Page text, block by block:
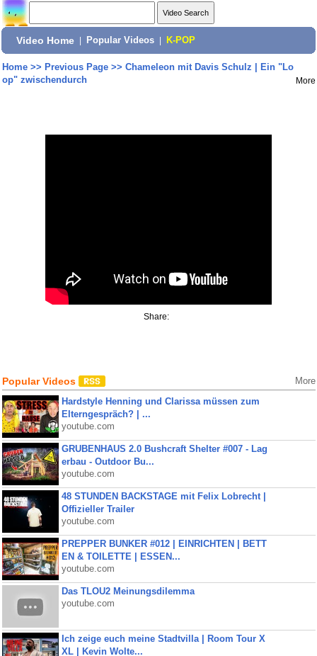
Video Home Popular Videos K-POP
Home>> Previous Page>> Chameleon mit Davis Schulz | Ein "Lo
op" zwischendurch
More
Share:
Popular Videos More
Hardstyle Henning und Clarissa müssen zum
Elterngespräch? | ...
youtube.com
GRUBENHAUS 2.0 Bushcraft Shelter #007 - Lag
erbau - Outdoor Bu...
youtube.com
48 STUNDEN BACKSTAGE mit Felix Lobrecht |
Offizieller Trailer
youtube.com
PREPPER BUNKER #012 | EINRICHTEN | BETT
EN & TOILETTE | ESSEN...
youtube.com
Das TLOU2 Meinungsdilemma
youtube.com
Ich zeige euch meine Stadtvilla | Room Tour X
XL | Kevin Wolte...